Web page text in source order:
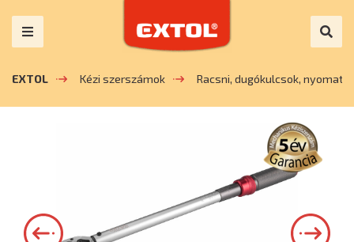
EXTOL Kézi szerszámok Racsni, dugókulcsok,